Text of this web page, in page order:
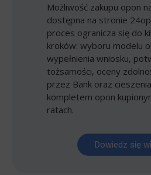
Możliwość zakupu opon
dostępna na stronie
proces ogranicza się do
kroków: wyboru modelu
wypełnienia wniosku,
tożsamości, oceny
przez Bank oraz
kompletem opon
ratach.
Dowiedz się